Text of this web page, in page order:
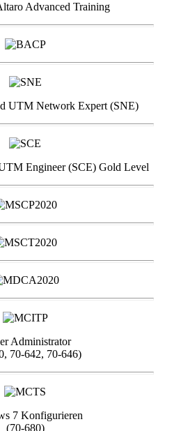
Advanced Training
UTM Network Expert (SNE)
Engineer (SCE) Gold Level
Administrator
70-642, 70-646)
7 Konfigurieren
(70-680)